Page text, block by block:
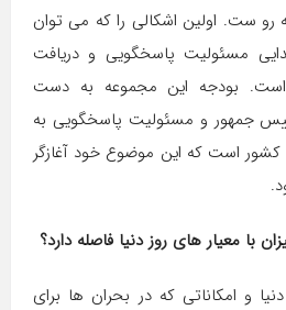
رو ست. اولین اشکالی را که می توان
مسئولیت پاسخگویی و دریافت
است. بودجه این مجموعه به دست
جمهور و مسئولیت پاسخگویی به
کشور است که این موضوع خود آغازگر
با معیار های روز دنیا فاصله دارد؟
و امکاناتی که در بحران ها برای